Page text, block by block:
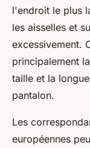
l'endroit le plus
les aisselles et
excessivement.
principalement
taille et la
pantalon.
Les
européennes